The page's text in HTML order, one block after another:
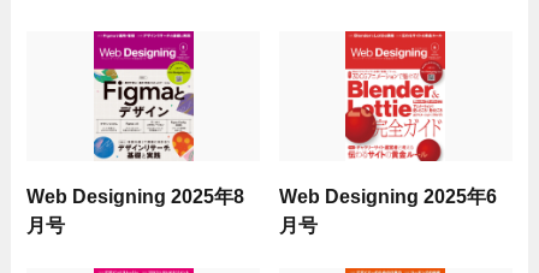
Web Designing 2025年8
月号
Web Designing 2025年6
月号